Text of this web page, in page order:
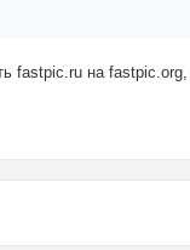
fastpic.ru на fastpic.org